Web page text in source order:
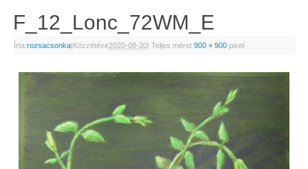
F_12_Lonc_72WM_E
Írta:rozsacsonka|Közzétéve2020-08-20| Teljes méret 900 × 900pixel